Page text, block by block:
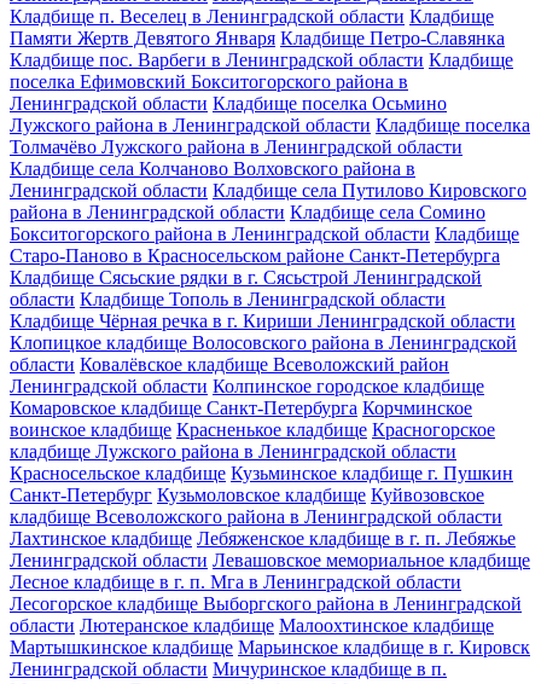
Кладбище п. Веселец в Ленинградской области Кладбище
Памяти Жертв Девятого Января Кладбище Петро-Славянка
Кладбище пос. Варбеги в Ленинградской области Кладбище
поселка Ефимовский Бокситогорского района в
Ленинградской области Кладбище поселка Осьмино
Лужского района в Ленинградской области Кладбище поселка
Толмачёво Лужского района в Ленинградской области
Кладбище села Колчаново Волховского района в
Ленинградской области Кладбище села Путилово Кировского
района в Ленинградской области Кладбище села Сомино
Бокситогорского района в Ленинградской области Кладбище
Старо-Паново в Красносельском районе Санкт-Петербурга
Кладбище Сясьские рядки в г. Сясьстрой Ленинградской
области Кладбище Тополь в Ленинградской области
Кладбище Чёрная речка в г. Кириши Ленинградской области
Клопицкое кладбище Волосовского района в Ленинградской
области Ковалёвское кладбище Всеволожский район
Ленинградской области Колпинское городское кладбище
Комаровское кладбище Санкт-Петербурга Корчминское
воинское кладбище Красненькое кладбище Красногорское
кладбище Лужского района в Ленинградской области
Красносельское кладбище Кузьминское кладбище г. Пушкин
Санкт-Петербург Кузьмоловское кладбище Куйвозовское
кладбище Всеволожского района в Ленинградской области
Лахтинское кладбище Лебяженское кладбище в г. п. Лебяжье
Ленинградской области Левашовское мемориальное кладбище
Лесное кладбище в г. п. Мга в Ленинградской области
Лесогорское кладбище Выборгского района в Ленинградской
области Лютеранское кладбище Малоохтинское кладбище
Мартышкинское кладбище Марьинское кладбище в г. Кировск
Ленинградской области Мичуринское кладбище в п.